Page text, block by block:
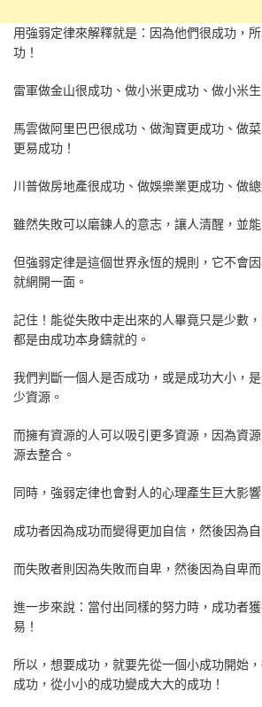
用強弱定律來解釋就是：因為他們很成功，
功！
雷軍做金山很成功、做小米更成功、做小米生
馬雲做阿里巴巴很成功、做淘寶更成功、做
更易成功！
川普做房地產很成功、做娛樂業更成功、做
雖然失敗可以磨鍊人的意志，讓人清醒，並
但強弱定律是這個世界永恆的規則，它不會
就網開一面。
記住！能從失敗中走出來的人畢竟只是少數
都是由成功本身鑄就的。
我們判斷一個人是否成功，或是成功大小，
少資源。
而擁有資源的人可以吸引更多資源，因為資
源去整合。
同時，強弱定律也會對人的心理產生巨大影響
成功者因為成功而變得更加自信，然後因為
而失敗者則因為失敗而自卑，然後因為自卑而
進一步來說：當付出同樣的努力時，成功者
易！
所以，想要成功，就要先從一個小成功開始
成功，從小小的成功變成大大的成功！